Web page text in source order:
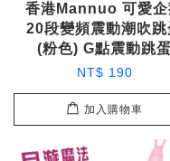
香港Mannuo 可愛企
20段變頻震動潮吹跳
(粉色) G點震動跳蛋
NT$ 190
加入購物車